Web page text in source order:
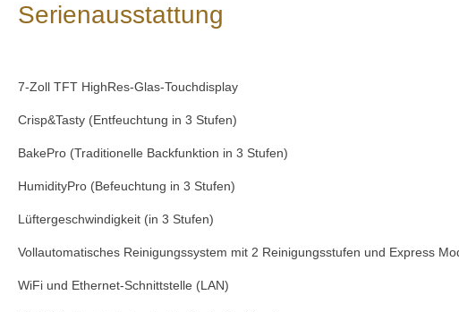
Serienausstattung
7-Zoll TFT HighRes-Glas-Touchdisplay
Crisp&Tasty (Entfeuchtung in 3 Stufen)
BakePro (Traditionelle Backfunktion in 3 Stufen)
HumidityPro (Befeuchtung in 3 Stufen)
Lüftergeschwindigkeit (in 3 Stufen)
Vollautomatisches Reinigungssystem mit 2 Reinigungsstufen und Express
WiFi und Ethernet-Schnittstelle (LAN)